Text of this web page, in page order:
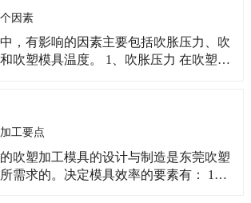
因素
，有影响的因素主要包括吹胀压力、吹
吹塑模具温度。 1、吹胀压力 在吹塑过
塑制品起冷却作用。空气压力取决于塑
度，一般控制在0．2～1．OM
工要点
吹塑加工模具的设计与制造是东莞吹塑
需求的。决定模具效率的要素有： 1、